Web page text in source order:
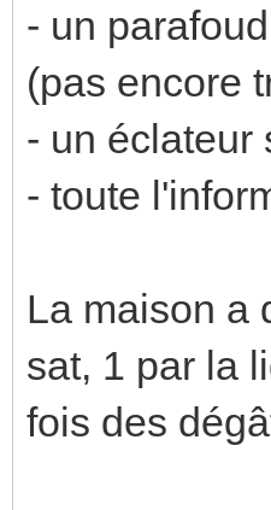
- un
(pas encore
- un éclateur
- toute
La maison a
sat, 1 par la
fois des